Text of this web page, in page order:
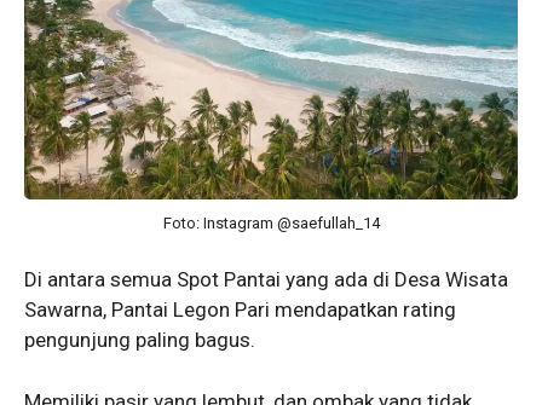
Foto: Instagram @saefullah_14
Di antara semua Spot Pantai yang ada di Desa Wisata
Sawarna, Pantai Legon Pari mendapatkan rating
pengunjung paling bagus.